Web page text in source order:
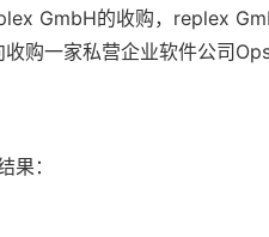
GmbH的收购，replex
购一家私营企业软件公司
：